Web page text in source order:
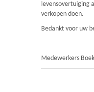
levensovertuiging
verkopen doen.
Bedankt voor uw
Medewerkers